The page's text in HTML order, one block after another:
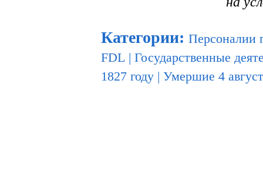
Категории: Персоналии
FDL | Государственные
1827 году | Умершие 4